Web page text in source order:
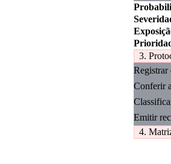
3.
Registrar
Conferir
Emitir
4.